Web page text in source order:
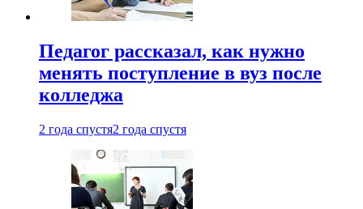
Педагог рассказал, как нужно
менять поступление в вуз после
колледжа
2 года спустя2 года спустя